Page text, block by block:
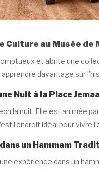
Culture au Musée de
et abrite une
davantage sur
Nuit à la Place
la nuit. Elle est animée
l’endroit idéal pour vivre
un Hammam
expérience dans un